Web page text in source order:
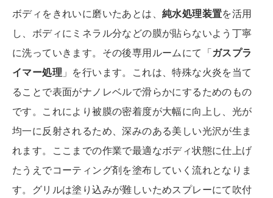
ボディをきれいに磨いたあとは、 純水処理装置を活用
し、ボディにミネラル分などの膜が貼らないよう丁寧
に洗っていきます。その後専用ルームにて「 ガスプラ
イマー処理 」を行います。これは、特殊な火炎を当て
ることで表面がナノレベルで滑らかにするためのもの
です。これにより被膜の密着度が大幅に向上し、光が
均一に反射されるため、深みのある美しい光沢が生ま
れます。
ここまでの作業で最適なボディ状態に仕上げ
たうえでコーティング剤を塗布していく流れとなりま
す。グリルは塗り込みが難しいためスプレーにて吹付